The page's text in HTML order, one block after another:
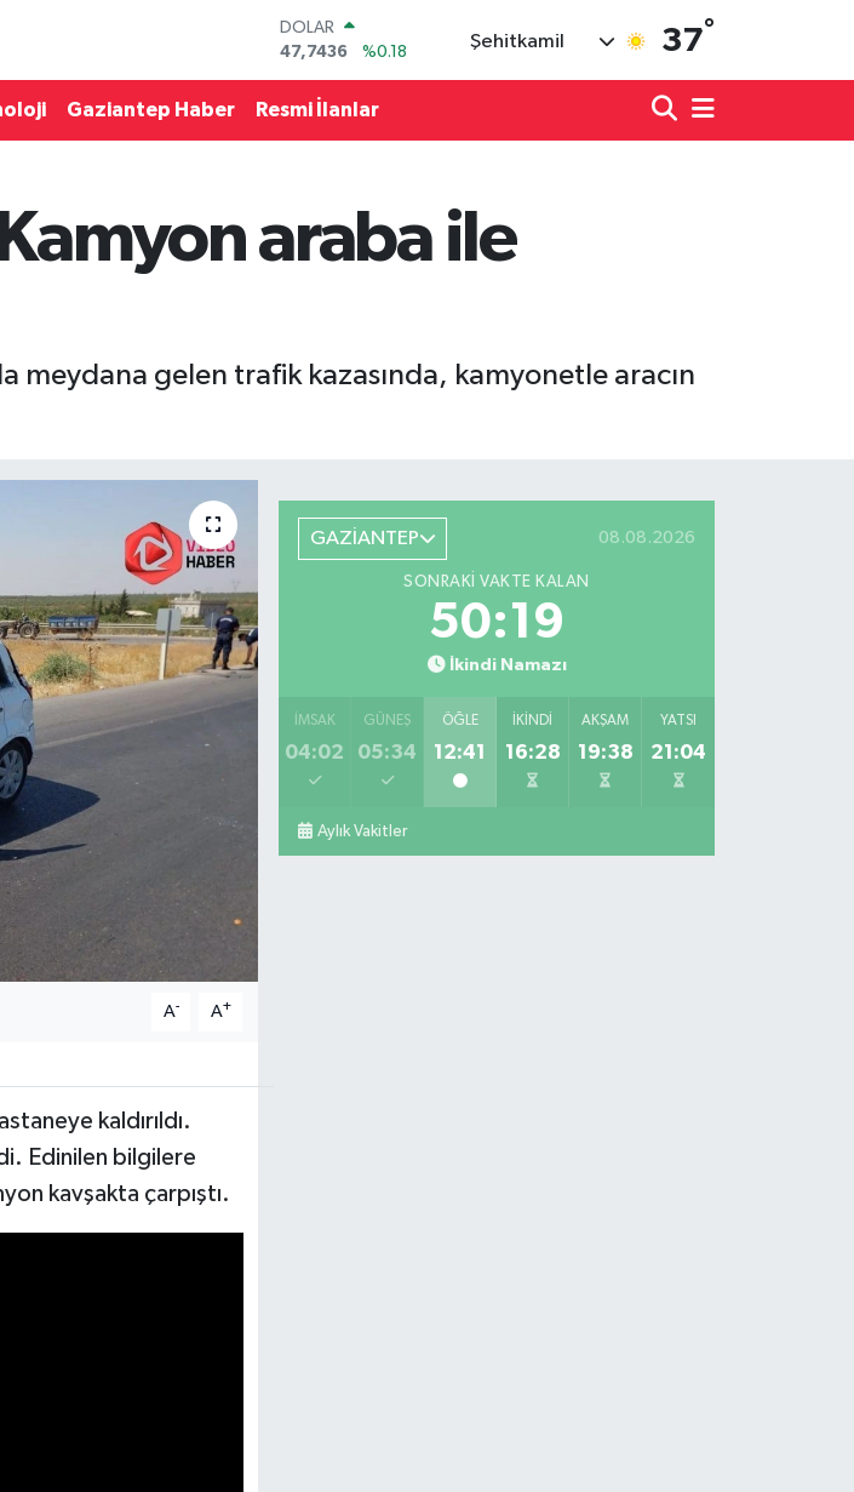
DOLAR
47,7436
%0.18
EURO
55,2510
BİST100
13.779
%-14
Şehitkamil 37°
Gaziantep Haber Resmi İlanlar
araba ile
meydana gelen trafik kazasında, kamyonetle aracın
A- A+
kaldırıldı.
Edinilen bilgilere
kavşakta çarpıştı.
GAZİANTEP 08.08.2026
SONRAKI VAKTE KALAN
50:18
İkindi Namazı
İMSAK
04:02
GÜNEŞ
05:34
ÖĞLE
12:41
İKINDI
16:28
AKŞAM
19:38
YATSI
21:04
Aylık Vakitler